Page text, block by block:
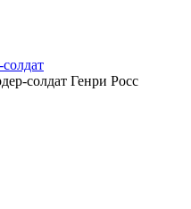
солдат Генри Росс